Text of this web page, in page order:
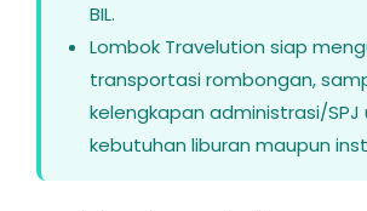
BIL.
Lombok Travelution siap
transportasi rombongan,
kelengkapan administrasi/SPJ
kebutuhan liburan maupun